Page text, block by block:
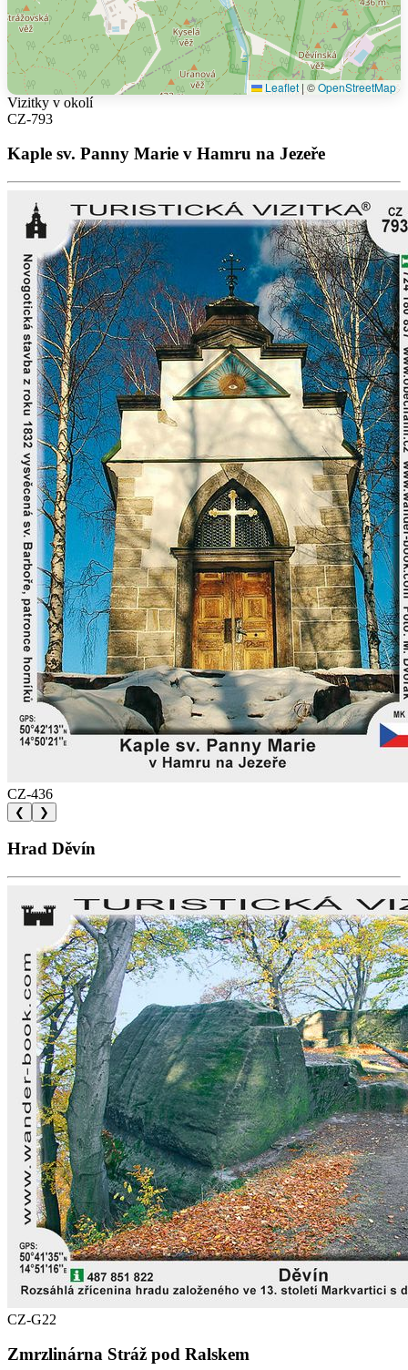
Leaflet | ©OpenStreetMap
Vizitky v okolí
CZ-793
Kaple sv. Panny Marie v Hamru na Jezeře
CZ-436
❮ ❯
Hrad Děvín
CZ-G22
Zmrzlinárna Stráž pod Ralskem